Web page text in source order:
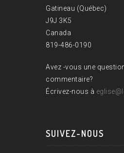
Gatineau (Québec)
J9J 3K5
Canada
819-486-0190
Avez -vous une
commentaire?
Écrivez-nous à
SUIVEZ-NOUS